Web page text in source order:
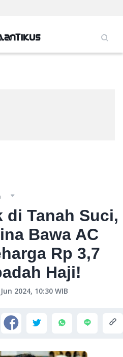
di Tanah Suci,
Bawa AC
Rp 3,7
Haji!
2024, 10:30 WIB